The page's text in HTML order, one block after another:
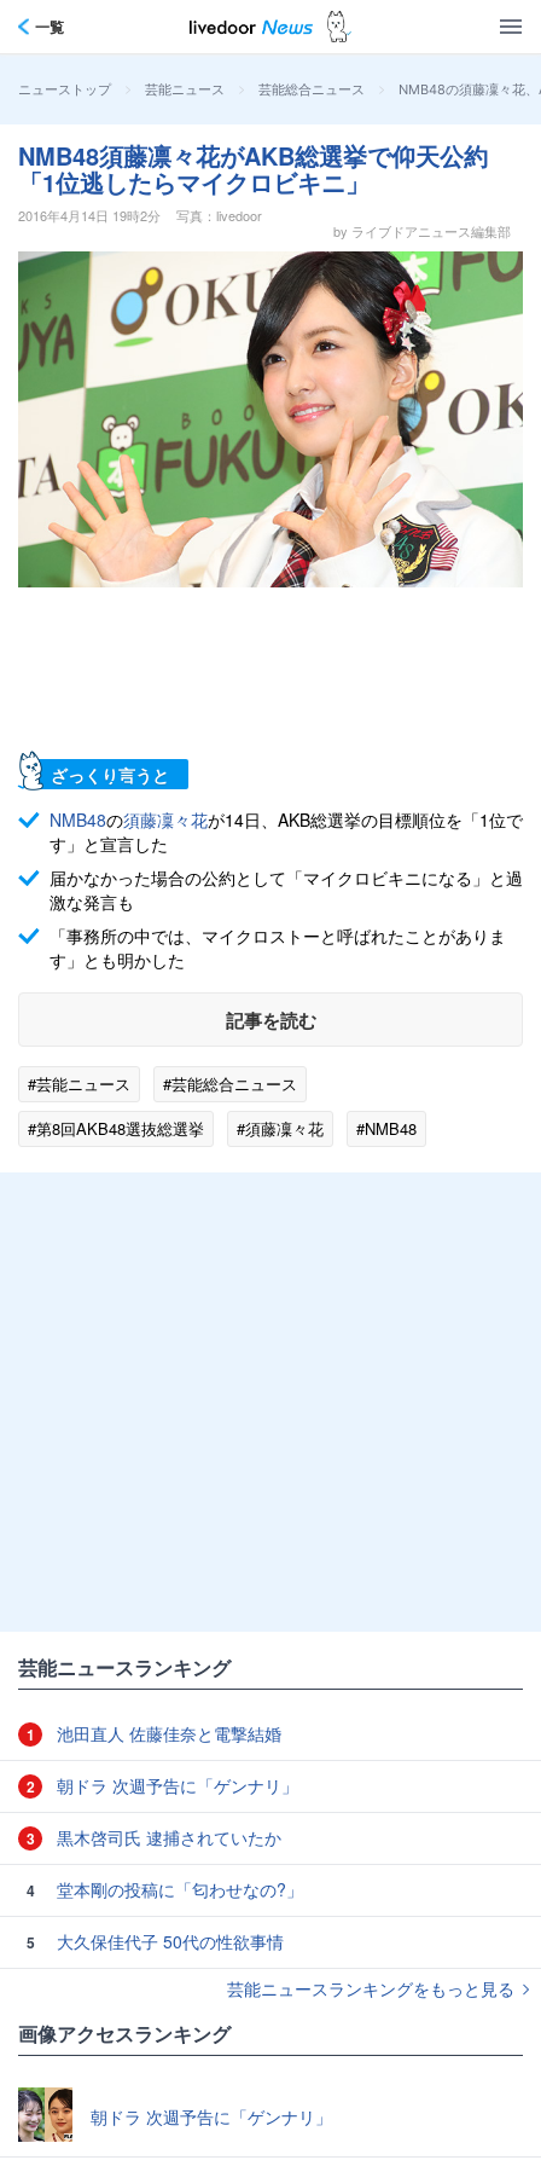
一覧
ニューストップ > 芸能ニュース > 芸能総合ニュース > NMB48の須藤凜々花
NMB48須藤凛々花がAKB総選挙で仰天公約
「1位逃したらマイクロビキニ」
2016年4月14日 19時2分
写真：livedoor
by ライブドアニュース編集部
ざっくり言うと
NMB48の須藤凜々花が14日、AKB総選挙の目標順位を「1位で
す」と宣言した
届かなかった場合の公約として「マイクロビキニになる」と過
激な発言も
「事務所の中では、マイクロストーと呼ばれたことがありま
す」とも明かした
記事を読む
#芸能ニュース
#芸能総合ニュース
#第8回AKB48選抜総選挙
#須藤凜々花
#NMB48
芸能ニュースランキング
1 池田直人 佐藤佳奈と電撃結婚
2 朝ドラ 次週予告に「ゲンナリ」
3 黒木啓司氏 逮捕されていたか
4 堂本剛の投稿に「匂わせなの?」
5
大久保佳代子 50代の性欲事情
芸能ニュースランキングをもっと見る
画像アクセスランキング
朝ドラ 次週予告に「ゲンナリ」